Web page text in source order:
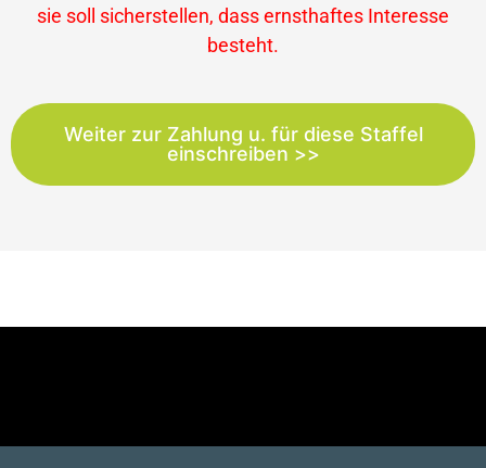
sie soll sicherstellen, dass ernsthaftes Interesse
besteht.
Weiter zur Zahlung u. für diese Staffel
einschreiben >>